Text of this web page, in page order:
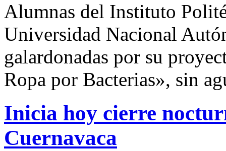
Alumnas del Instituto
Universidad Nacional
galardonadas por su
Ropa por Bacterias», sin
Inicia hoy cierre
Cuernavaca